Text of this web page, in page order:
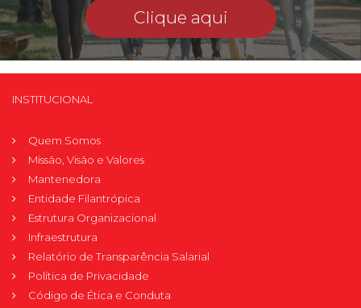
Clique aqui
INSTITUCIONAL
Quem Somos
Missão, Visão e Valores
Mantenedora
Entidade Filantrópica
Estrutura Organizacional
Infraestrutura
Relatório de Transparência Salarial
Política de Privacidade
Código de Ética e Conduta